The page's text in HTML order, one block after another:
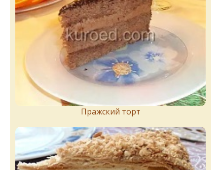
Пражский торт